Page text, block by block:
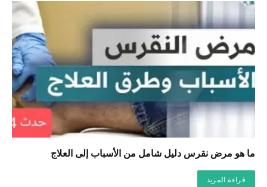
ما هو مرض نقرس دليل شامل من الأسباب إلى العلاج
قراءة المزيد